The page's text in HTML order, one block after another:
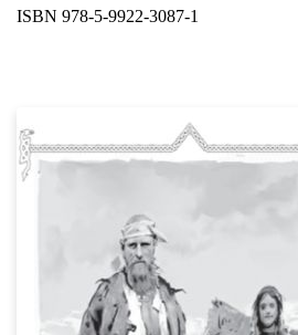
ISBN 978-5-9922-3087-1